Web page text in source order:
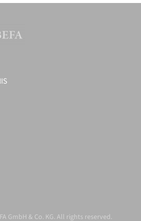
GmbH & Co. KG. All rights reserved.